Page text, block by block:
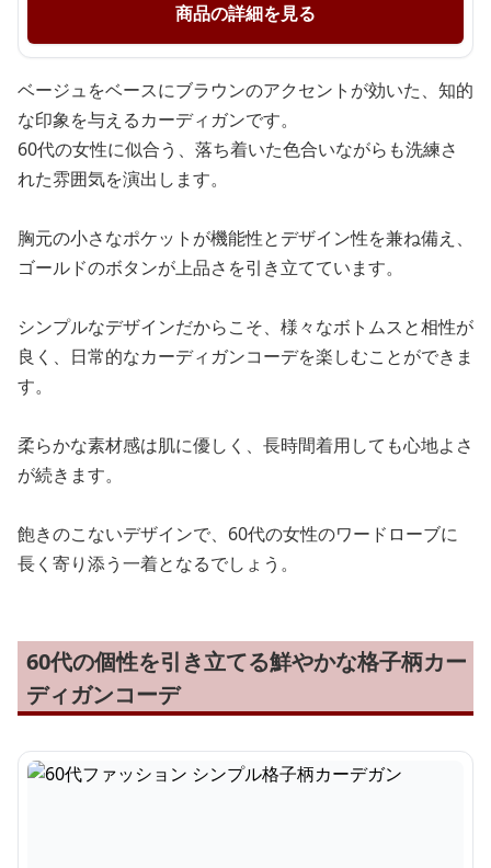
商品の詳細を見る
ベージュをベースにブラウンのアクセントが効いた、知的
な印象を与えるカーディガンです。
60代の女性に似合う、落ち着いた色合いながらも洗練さ
れた雰囲気を演出します。
胸元の小さなポケットが機能性とデザイン性を兼ね備え、
ゴールドのボタンが上品さを引き立てています。
シンプルなデザインだからこそ、様々なボトムスと相性が
良く、日常的なカーディガンコーデを楽しむことができま
す。
柔らかな素材感は肌に優しく、長時間着用しても心地よさ
が続きます。
飽きのこないデザインで、60代の女性のワードローブに
長く寄り添う一着となるでしょう。
60代の個性を引き立てる鮮やかな格子柄カー
ディガンコーデ